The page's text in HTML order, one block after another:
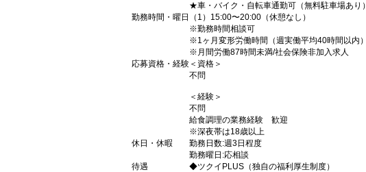
★車・バイク・自転車通勤可（無料駐車場あり）
勤務時間・曜日
（1）15:00〜20:00（休憩なし）
※勤務時間相談可
※1ヶ月変形労働時間（週実働平均40時間以内）
※月間労働87時間未満/社会保険非加入求人
応募資格・経験 ＜資格＞
不問
＜経験＞
不問
給食調理の業務経験 歓迎
※深夜帯は18歳以上
休日・休暇
勤務日数:週3日程度
勤務曜日:応相談
待遇
◆ツクイPLUS（独自の福利厚生制度）